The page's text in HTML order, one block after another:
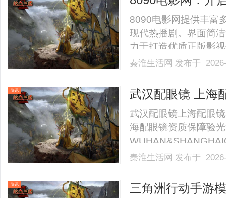
8090电影网提供丰富
现代热播剧。界面简
力于打造优质正版影
秦淮生活网 发布于
资讯 武汉配眼镜 上海
武汉配眼镜上海配眼
海配眼镜资质保障验
业验光配镜的写字楼
40%-60%优惠，兼顾
秦淮生活网 发布于
资讯 三角洲行动手游